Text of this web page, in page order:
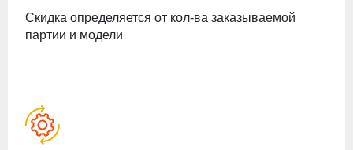
Скидка определяется от кол-ва заказываемой
партии и модели